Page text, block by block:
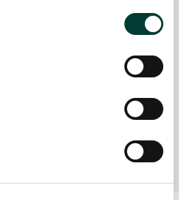
i umiddelbar nærhed